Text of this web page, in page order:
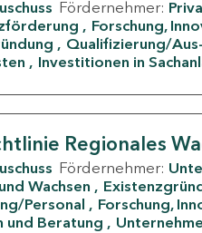
Fördernehmer:
Forschung,
Qualifizierung/
Investitionen in
Regionales
Fördernehmer:
Wachsen
Personal
Forschung,
und Beratung